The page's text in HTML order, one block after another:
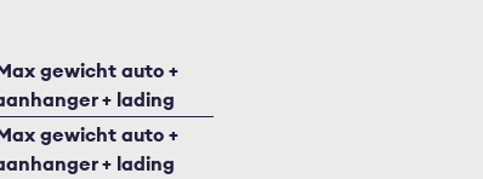
gewicht auto +
+ lading
gewicht auto +
+ lading